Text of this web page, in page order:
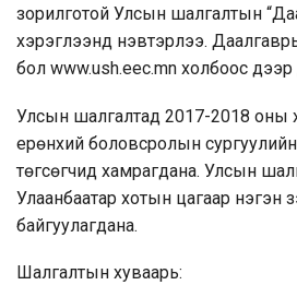
зорилготой Улсын шалгалтын
хэрэглээнд нэвтэрлээ.
бол www.ush.eec.mn холбоос дээр
Улсын шалгалтад 2017-2018 оны
ерөнхий боловсролын
төгсөгчид хамрагдана. Улсын
Улаанбаатар хотын цагаар нэгэн
байгуулагдана.
Шалгалтын хуваарь: